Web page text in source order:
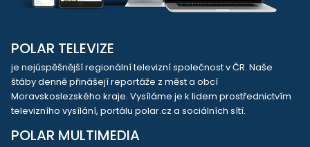
POLAR TELEVIZE
je nejúspěšnější regionální televizní společnost v ČR. Naše
štáby denně přinášejí reportáže z měst a obcí
Moravskoslezského kraje. Vysíláme je k lidem prostřednictvím
televizního vysílání, portálu polar.cz a sociálních sítí.
POLAR MULTIMEDIA